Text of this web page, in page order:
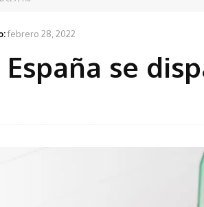
febrero 28, 2022
se